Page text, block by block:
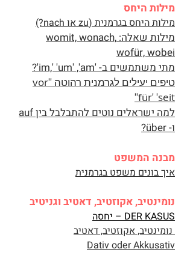
מילות היחס
מילות היחס בגרמנית (zu או nach?)
מילות שאלה: womit, wonach,
wofür, wobei
מתי משתמשים ב- 'im,' 'um' ,'am'?
טיפים יעילים לגרמנית רהוטה '
vor'
'für''seit
'
למה ישראלים נוטים להתבלבל בין auf
ו- über?
מבנה המשפט
איך בונים משפט בגרמנית
נומינטיב, אקוזטיב, דאטיב וגניטיב
DER KASUS – יחסה
נומינטיב, אקוזטיב, דאטיב
Dativ oder Akkusativ